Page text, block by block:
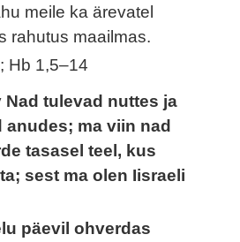
meile ka ärevatel
rahutus maailmas.
Hb 1,5–14
Nad tulevad nuttes ja
anudes; ma viin nad
tasasel teel, kus
sest ma olen Iisraeli
päevil ohverdas